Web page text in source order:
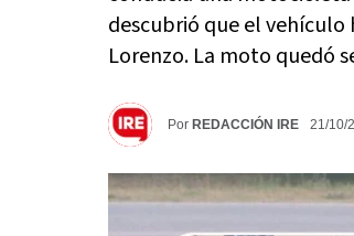
descubrió que el
Lorenzo. La moto quedó
Por REDACCIÓN IRE 21/